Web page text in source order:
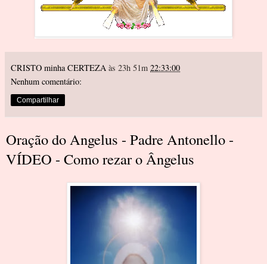
CRISTO minha CERTEZA às 23h 51m 22:33:00
Nenhum comentário:
Compartilhar
Oração do Angelus - Padre Antonello -
VÍDEO - Como rezar o Ângelus